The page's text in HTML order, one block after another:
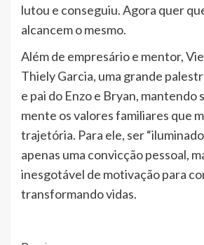
lutou e conseguiu. Agora quer
alcancem o mesmo.
Além de empresário e mentor,
Thiely Garcia, uma grande
e pai do Enzo e Bryan, mantendo
mente os valores familiares que
trajetória. Para ele, ser
apenas uma convicção pessoal,
inesgotável de motivação para
transformando vidas.